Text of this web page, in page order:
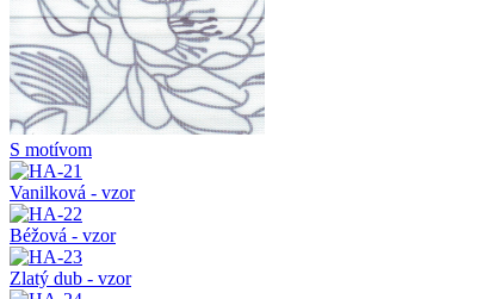
S motívom
Vanilková - vzor
Béžová - vzor
Zlatý dub - vzor